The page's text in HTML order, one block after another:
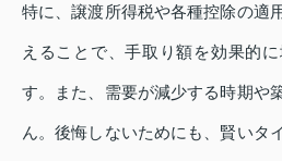
特に、譲渡所得税や各種控除の適
えることで、手取り額を効果的
す。また、需要が減少する時期や
ん。後悔しないためにも、賢いタ